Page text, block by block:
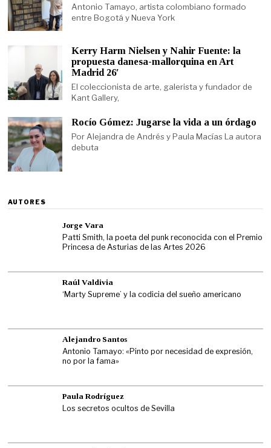
Antonio Tamayo, artista colombiano formado
entre Bogotá y Nueva York
Kerry Harm Nielsen y Nahir Fuente: la
propuesta danesa-mallorquina en Art
Madrid 26′
El coleccionista de arte, galerista y fundador de
Kant Gallery,
Rocío Gómez: Jugarse la vida a un órdago
Por Alejandra de Andrés y Paula Macías La autora
debuta
AUTORES
Jorge Vara
Patti Smith, la poeta del punk reconocida con el Premio
Princesa de Asturias de las Artes 2026
Raúl Valdivia
‘Marty Supreme’ y la codicia del sueño americano
Alejandro Santos
Antonio Tamayo: «Pinto por necesidad de expresión,
no por la fama»
Paula Rodríguez
Los secretos ocultos de Sevilla